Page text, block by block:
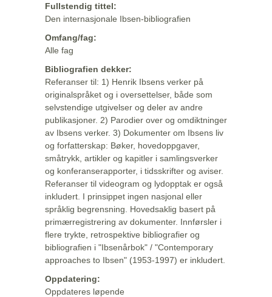
Fullstendig tittel:
Den internasjonale Ibsen-bibliografien
Omfang/fag:
Alle fag
Bibliografien dekker:
Referanser til: 1) Henrik Ibsens verker på
originalspråket og i oversettelser, både som
selvstendige utgivelser og deler av andre
publikasjoner. 2) Parodier over og omdiktninger
av Ibsens verker. 3) Dokumenter om Ibsens liv
og forfatterskap: Bøker, hovedoppgaver,
småtrykk, artikler og kapitler i samlingsverker
og konferanserapporter, i tidsskrifter og aviser.
Referanser til videogram og lydopptak er også
inkludert. I prinsippet ingen nasjonal eller
språklig begrensning. Hovedsaklig basert på
primærregistrering av dokumenter. Innførsler i
flere trykte, retrospektive bibliografier og
bibliografien i "Ibsenårbok" / "Contemporary
approaches to Ibsen" (1953-1997) er inkludert.
Oppdatering:
Oppdateres løpende